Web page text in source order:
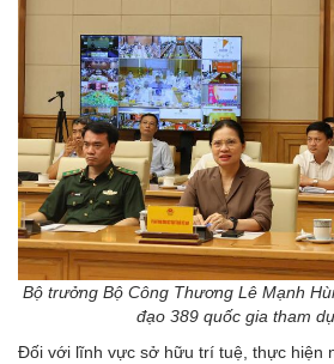
Bộ trưởng Bộ Công Thương Lê Mạnh
đạo 389 quốc gia tham
Đối với lĩnh vực sở hữu trí tuệ, thực hiện